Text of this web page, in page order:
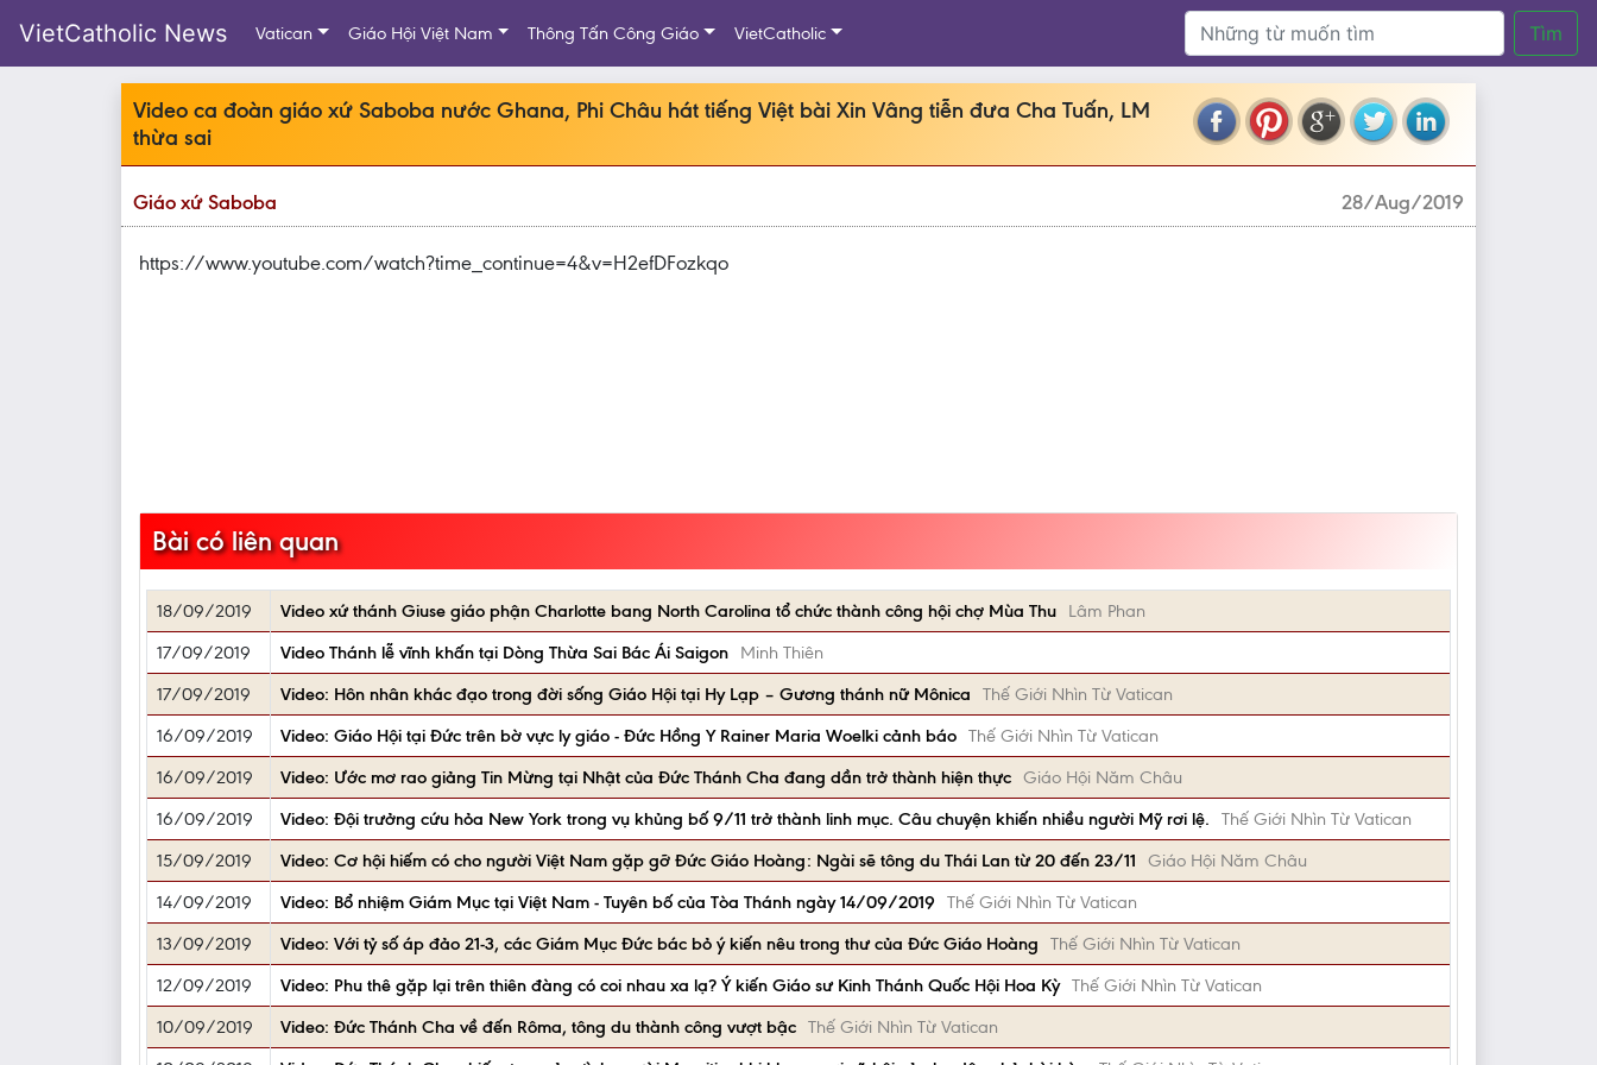
VietCatholic News Vatican Giáo Hội Việt Nam Thông Tấn Công Giáo VietCatholic Tìm
Video ca đoàn giáo xứ Saboba nước Ghana, Phi Châu hát tiếng Việt bài Xin Vâng tiễn đưa Cha Tuấn, LM
thừa sai
Giáo xứ Saboba 28/Aug/2019
https://www.youtube.com/watch?time_continue=4&v=H2efDFozkqo
Bài có liên quan
18/09/2019 Video xứ thánh Giuse giáo phận Charlotte bang North Carolina tổ chức thành công hội chợ Mùa Thu
Lâm Phan
17/09/2019
Video Thánh lễ vĩnh khấn tại Dòng Thừa Sai Bác Ái Saigon
Minh Thiên
17/09/2019
Video: Hôn nhân khác đạo trong đời sống Giáo Hội tại Hy Lạp – Gương thánh nữ Mônica
Thế Giới Nhìn Từ Vatican
16/09/2019
Video: Giáo Hội tại Đức trên bờ vực ly giáo - Đức Hồng Y Rainer Maria Woelki cảnh báo Thế Giới Nhìn Từ Vatican
16/09/2019
Video: Ước mơ rao giảng Tin Mừng tại Nhật của Đức Thánh Cha đang dần trở thành hiện thực Giáo Hội Năm Châu
16/09/2019
Video: Đội trưởng cứu hỏa New York trong vụ khủng bố 9/11 trở thành linh mục. Câu chuyện khiến nhiều người Mỹ rơi lệ.
Thế Giới Nhìn Từ Vatican
15/09/2019
Video: Cơ hội hiếm có cho người Việt Nam gặp gỡ Đức Giáo Hoàng: Ngài sẽ tông du Thái Lan từ 20 đến 23/11
Giáo Hội Năm Châu
14/09/2019
Video: Bổ nhiệm Giám Mục tại Việt Nam - Tuyên bố của Tòa Thánh ngày 14/09/2019
Thế Giới Nhìn Từ Vatican
13/09/2019
Video: Với tỷ số áp đảo 21-3, các Giám Mục Đức bác bỏ ý kiến nêu trong thư của Đức Giáo Hoàng
Thế Giới Nhìn Từ Vatican
12/09/2019
Video: Phu thê gặp lại trên thiên đàng có coi nhau xa lạ? Ý kiến Giáo sư Kinh Thánh Quốc Hội Hoa Kỳ Thế Giới Nhìn Từ Vatican
10/09/2019
Video: Đức Thánh Cha về đến Rôma, tông du thành công vượt bậc Thế Giới Nhìn Từ Vatican